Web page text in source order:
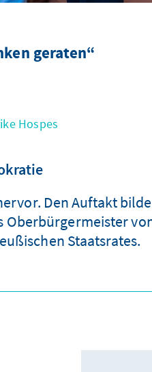
geraten“
Hospes
Den Auftakt
Oberbürgermeister
Staatsrates.